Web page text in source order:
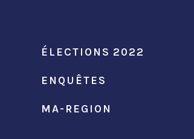
ÉLECTIONS 2022
ENQUÊTES
MA-REGION